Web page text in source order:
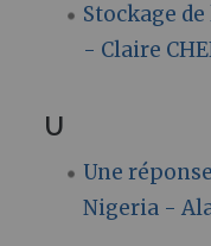
Stockage
- Claire
U
Une
Nigeria -